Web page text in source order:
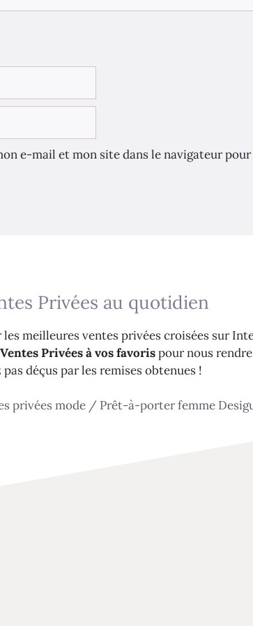
e-mail et mon site dans le navigateur
Privées au quotidien
meilleures ventes privées croisées sur
Privées à vos favorispour nous
déçus par les remises obtenues !
privées mode / Prêt-à-porter femme